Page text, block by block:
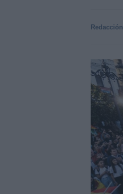
Redacción